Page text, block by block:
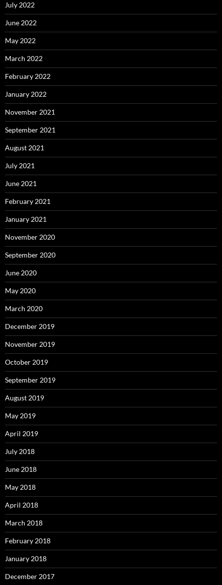
July 2022
June 2022
May 2022
March 2022
February 2022
January 2022
November 2021
September 2021
August 2021
July 2021
June 2021
February 2021
January 2021
November 2020
September 2020
June 2020
May 2020
March 2020
December 2019
November 2019
October 2019
September 2019
August 2019
May 2019
April 2019
July 2018
June 2018
May 2018
April 2018
March 2018
February 2018
January 2018
December 2017